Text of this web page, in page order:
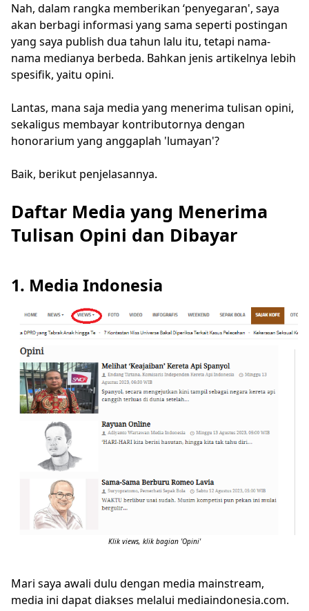
Nah, dalam rangka memberikan ‘penyegaran', saya
akan berbagi informasi yang sama seperti postingan
yang saya publish dua tahun lalu itu, tetapi nama-
nama medianya berbeda. Bahkan jenis artikelnya lebih
spesifik, yaitu opini.
Lantas, mana saja media yang menerima tulisan opini,
sekaligus membayar kontributornya dengan
honorarium yang anggaplah 'lumayan'?
Baik, berikut penjelasannya.
Daftar Media yang Menerima
Tulisan Opini dan Dibayar
1. Media Indonesia
Klik views, klik bagian 'Opini'
Mari saya awali dulu dengan media mainstream,
media ini dapat diakses melalui mediaindonesia.com.